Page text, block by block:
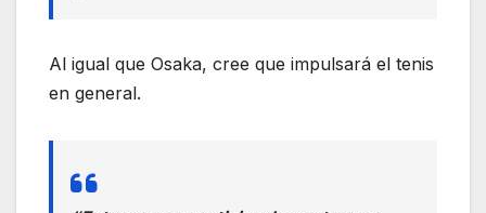
Al igual que Osaka, cree que impulsará el tenis
en general.